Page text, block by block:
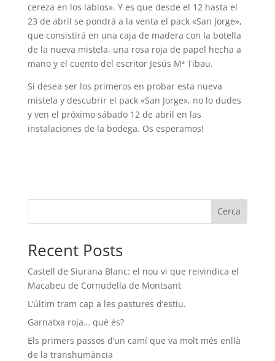
cereza en los labios». Y es que desde el 12 hasta el
23 de abril se pondrá a la venta el pack «San Jorge»,
que consistirá en una caja de madera con la botella
de la nueva mistela, una rosa roja de papel hecha a
mano y el cuento del escritor Jesús Mª Tibau.
Si desea ser los primeros en probar esta nueva
mistela y descubrir el pack «San Jorge», no lo dudes
y ven el próximo sábado 12 de abril en las
instalaciones de la bodega. Os esperamos!
Cerca
Recent Posts
Castell de Siurana Blanc: el nou vi que reivindica el
Macabeu de Cornudella de Montsant
L’últim tram cap a les pastures d’estiu.
Garnatxa roja… què és?
Els primers passos d’un camí que va molt més enllà
de la transhumància